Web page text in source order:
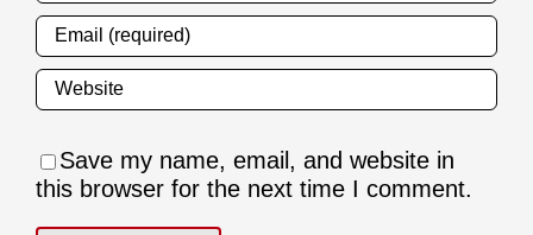
Save my name, email, and website in
this browser for the next time I comment.